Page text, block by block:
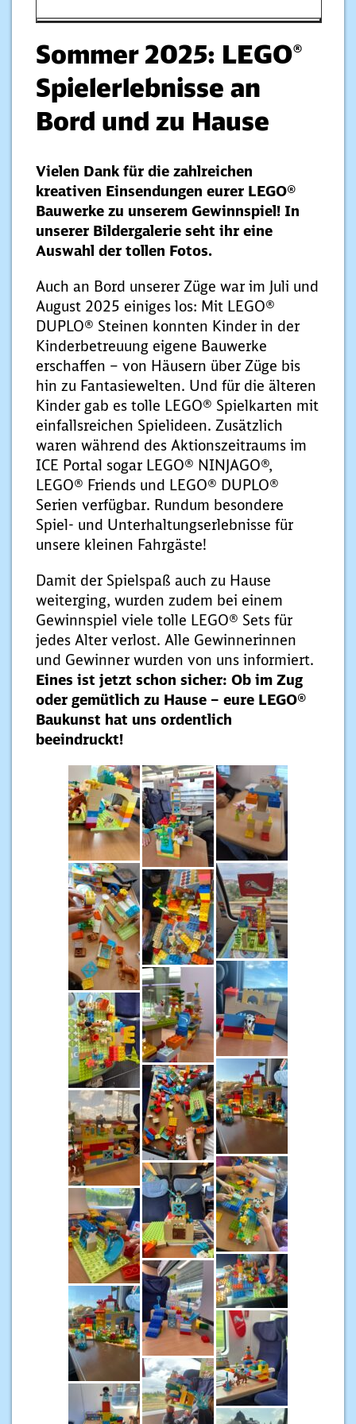
Sommer 2025: LEGO®
Spielerlebnisse an
Bord und zu Hause
Vielen Dank für die zahlreichen
kreativen Einsendungen eurer LEGO®
Bauwerke zu unserem Gewinnspiel! In
unserer Bildergalerie seht ihr eine
Auswahl der tollen Fotos.
Auch an Bord unserer Züge war im Juli und
August 2025 einiges los: Mit LEGO®
DUPLO® Steinen konnten Kinder in der
Kinderbetreuung eigene Bauwerke
erschaffen – von Häusern über Züge bis
hin zu Fantasiewelten. Und für die älteren
Kinder gab es tolle LEGO® Spielkarten mit
einfallsreichen Spielideen. Zusätzlich
waren während des Aktionszeitraums im
ICE Portal sogar LEGO® NINJAGO®,
LEGO® Friends und LEGO® DUPLO®
Serien verfügbar. Rundum besondere
Spiel- und Unterhaltungserlebnisse für
unsere kleinen Fahrgäste!
Damit der Spielspaß auch zu Hause
weiterging, wurden zudem bei einem
Gewinnspiel viele tolle LEGO® Sets für
jedes Alter verlost. Alle Gewinnerinnen
und Gewinner wurden von uns informiert.
Eines ist jetzt schon sicher: Ob im Zug
oder gemütlich zu Hause – eure LEGO®
Baukunst hat uns ordentlich
beeindruckt!